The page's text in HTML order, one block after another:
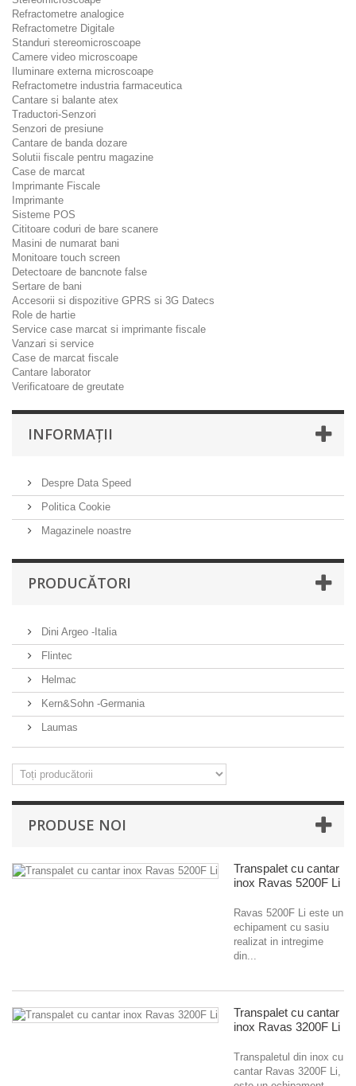
Refractometre analogice
Refractometre Digitale
Standuri stereomicroscoape
Camere video microscoape
Iluminare externa microscoape
Refractometre industria farmaceutica
Cantare si balante atex
Traductori-Senzori
Senzori de presiune
Cantare de banda dozare
Solutii fiscale pentru magazine
Case de marcat
Imprimante Fiscale
Imprimante
Sisteme POS
Cititoare coduri de bare scanere
Masini de numarat bani
Monitoare touch screen
Detectoare de bancnote false
Sertare de bani
Accesorii si dispozitive GPRS si 3G Datecs
Role de hartie
Service case marcat si imprimante fiscale
Vanzari si service
Case de marcat fiscale
Cantare laborator
Verificatoare de greutate
INFORMAŢII
Despre Data Speed
Politica Cookie
Magazinele noastre
PRODUCĂTORI
Dini Argeo -Italia
Flintec
Helmac
Kern&Sohn -Germania
Laumas
PRODUSE NOI
Transpalet cu cantar
inox Ravas 5200F Li
Ravas 5200F Li este un
echipament cu sasiu
realizat in intregime
din...
Transpalet cu cantar
inox Ravas 3200F Li
Transpaletul din inox cu
cantar Ravas 3200F Li,